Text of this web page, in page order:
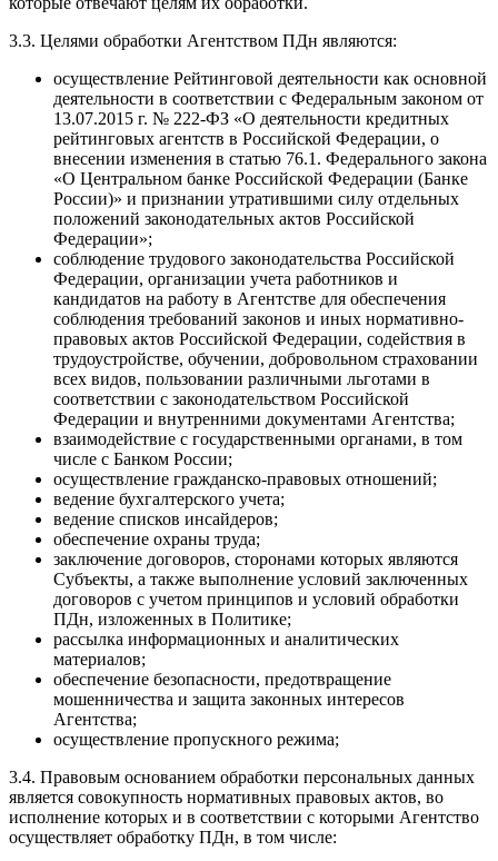
3.3. Целями обработки Агентством ПДн являются:
осуществление Рейтинговой деятельности как основной
деятельности в соответствии с Федеральным законом от
13.07.2015 г. № 222-ФЗ «О деятельности кредитных
рейтинговых агентств в Российской Федерации, о
внесении изменения в статью 76.1. Федерального закона
«О Центральном банке Российской Федерации (Банке
России)» и признании утратившими силу отдельных
положений законодательных актов Российской
Федерации»;
соблюдение трудового законодательства Российской
Федерации, организации учета работников и
кандидатов на работу в Агентстве для обеспечения
соблюдения требований законов и иных нормативно-
правовых актов Российской Федерации, содействия в
трудоустройстве, обучении, добровольном страховании
всех видов, пользовании различными льготами в
соответствии с законодательством Российской
Федерации и внутренними документами Агентства;
взаимодействие с государственными органами, в том
числе с Банком России;
осуществление гражданско-правовых отношений;
ведение бухгалтерского учета;
ведение списков инсайдеров;
обеспечение охраны труда;
заключение договоров, сторонами которых являются
Субъекты, а также выполнение условий заключенных
договоров с учетом принципов и условий обработки
ПДн, изложенных в Политике;
рассылка информационных и аналитических
материалов;
обеспечение безопасности, предотвращение
мошенничества и защита законных интересов
Агентства;
осуществление пропускного режима;
3.4. Правовым основанием обработки персональных данных
является совокупность нормативных правовых актов, во
исполнение которых и в соответствии с которыми Агентство
осуществляет обработку ПДн, в том числе: